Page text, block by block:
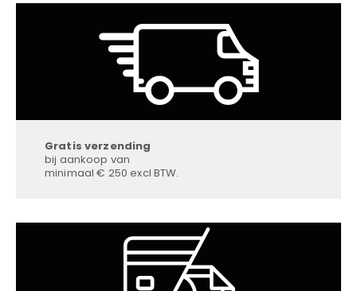
Gratis verzending
bij aankoop van
minimaal € 250 excl BTW.